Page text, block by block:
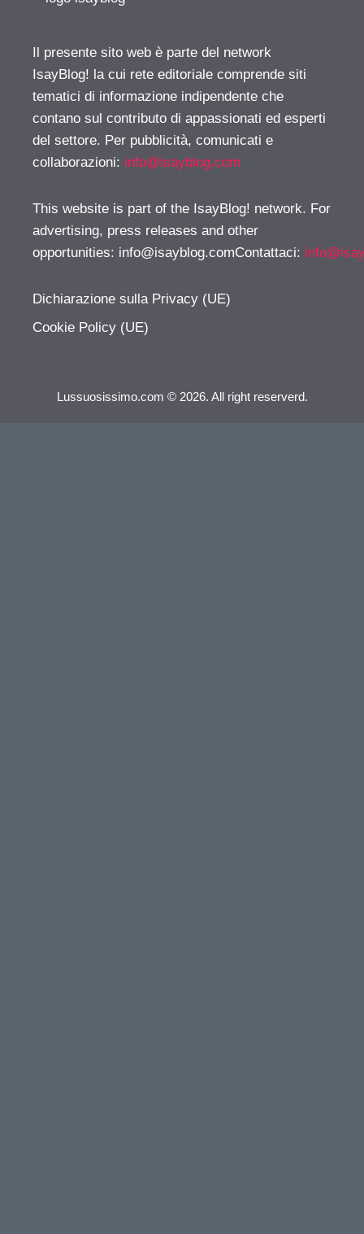
Il presente sito web è parte del network
IsayBlog! la cui rete editoriale comprende siti
tematici di informazione indipendente che
contano sul contributo di appassionati ed esperti
del settore. Per pubblicità, comunicati e
collaborazioni: info@isayblog.com
This website is part of the IsayBlog! network. For
advertising, press releases and other
opportunities: info@isayblog.comContattaci:
Dichiarazione sulla Privacy (UE)
Cookie Policy (UE)
Lussuosissimo.com © 2026. All right reserverd.